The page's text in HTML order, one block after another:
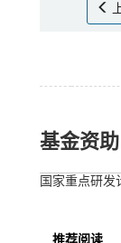
基金资助
国家重点研发